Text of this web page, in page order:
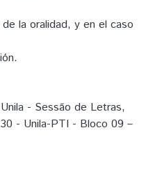
la oralidad, y en el caso
- Sessão de Letras,
- Unila-PTI - Bloco 09 –